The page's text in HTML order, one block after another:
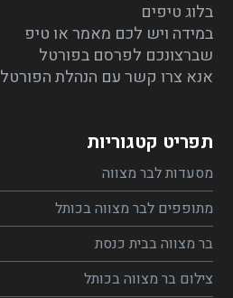
בלוג טיפים
במידה ויש לכם מאמר או טיפ
שברצונכם לפרסם בפורטל
אנא צרו קשר עם הנהלת הפורטל
תפריט קטגוריות
מסעדות לבר מצווה
מתופפים לבר מצווה בכותל
בר מצווה בבית כנסת
צילום בר מצווה בכותל